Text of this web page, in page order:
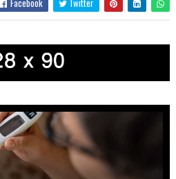
Facebook Twitter